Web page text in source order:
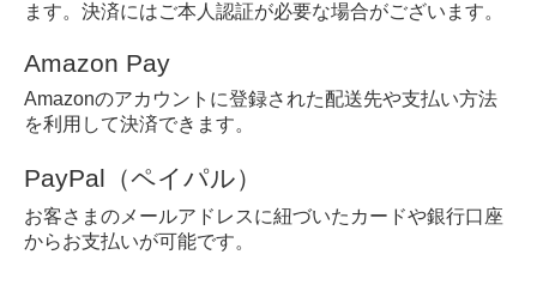
ます。決済にはご本人認証が必要な場合がございます。
Amazon Pay
Amazonのアカウントに登録された配送先や支払い方法
を利用して決済できます。
PayPal（ペイパル）
お客さまのメールアドレスに紐づいたカードや銀行口座
からお支払いが可能です。